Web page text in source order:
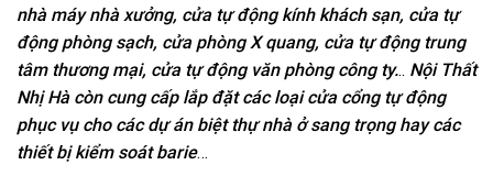
nhà máy nhà xưởng, cửa tự động kính khách sạn, cửa tự
động phòng sạch, cửa phòng X quang, cửa tự động trung
tâm thương mại, cửa tự động văn phòng công ty... Nội Thất
Nhị Hà còn cung cấp lắp đặt các loại cửa cổng tự động
phục vụ cho các dự án biệt thự nhà ở sang trọng hay các
thiết bị kiểm soát barie…